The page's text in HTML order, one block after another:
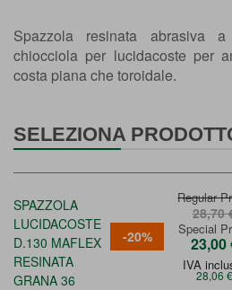
Spazzola resinata abrasiva
chiocciola per lucidacoste per
costa piana che toroidale.
SELEZIONA
SPAZZOLA
LUCIDACOSTE
D.130 MAFLEX
RESINATA
GRANA 36
-20%
Regular
28,70
Special
23,00
IVA
28,06 €